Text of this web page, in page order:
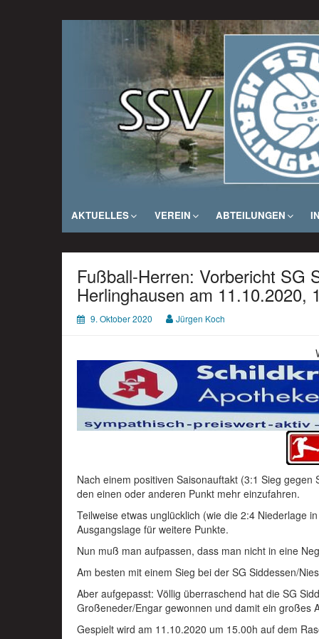
SSV Herlinghausen e. V.
AKTUELLES VEREIN ABTEILUNGEN
Fußball-Herren: Vorbericht SG
Herlinghausen am 11.10.2020,
9. Oktober 2020 Jürgen Koch
Nach einem positiven Saisonauftakt (3:1 Sieg
den einen oder anderen Punkt mehr einzufahren.
Teilweise etwas unglücklich (wie die 2:4 Niederlage
Ausgangslage für weitere Punkte.
Nun muß man aufpassen, dass man nicht in eine
Am besten mit einem Sieg bei der SG Siddessen/
Aber aufgepasst: Völlig überraschend hat die SG
Großeneder/Engar gewonnen und damit ein großes
Gespielt wird am 11.10.2020 um 15.00h auf dem